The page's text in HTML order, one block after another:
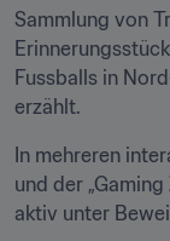
Sammlung von
Fussballs in
erzählt.
In mehreren
und der
aktiv unter